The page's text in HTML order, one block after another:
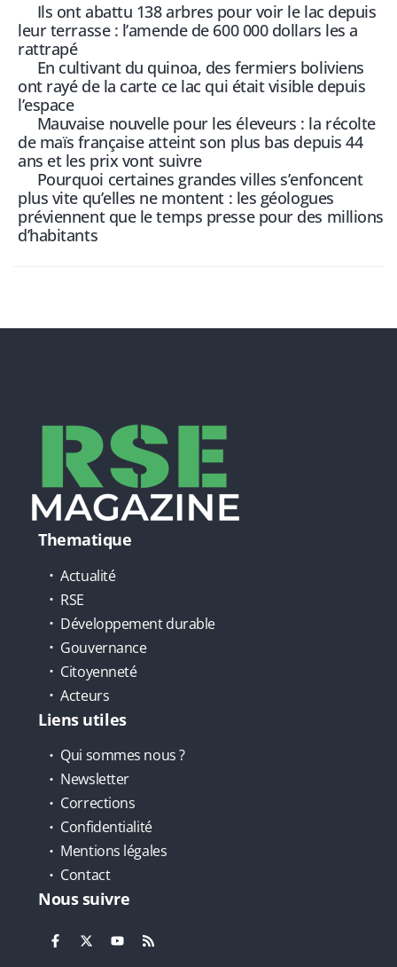
Ils ont abattu 138 arbres pour voir le lac depuis
leur terrasse : l’amende de 600 000 dollars les a
rattrapé
En cultivant du quinoa, des fermiers boliviens
ont rayé de la carte ce lac qui était visible depuis
l’espace
Mauvaise nouvelle pour les éleveurs : la récolte
de maïs française atteint son plus bas depuis 44
ans et les prix vont suivre
Pourquoi certaines grandes villes s’enfoncent
plus vite qu’elles ne montent : les géologues
préviennent que le temps presse pour des millions
d’habitants
Thematique
Actualité
RSE
Développement durable
Gouvernance
Citoyenneté
Acteurs
Liens utiles
Qui sommes nous ?
Newsletter
Corrections
Confidentialité
Mentions légales
Contact
Nous suivre